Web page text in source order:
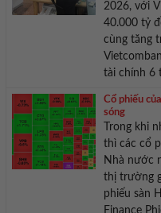
2026, với
40.000 tỷ
cùng tăng
tài chính 6
Cổ phiếu
sóng
Trong khi
thì các cổ
Nhà nước
thị trường
phiếu sàn